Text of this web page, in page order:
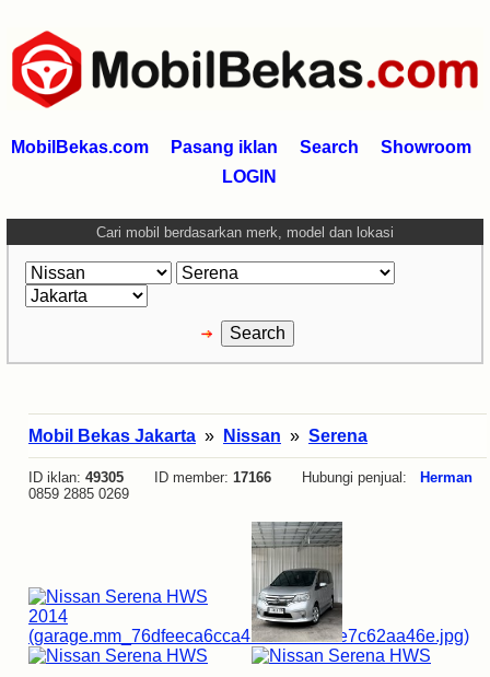
MobilBekas.com Pasang iklan Search
Showroom
LOGIN
Cari mobil berdasarkan merk, model dan lokasi
Mobil Bekas Jakarta » Nissan » Serena
ID iklan: 49305 ID member: 17166 Hubungi penjual:
Herman
0859 2885 0269